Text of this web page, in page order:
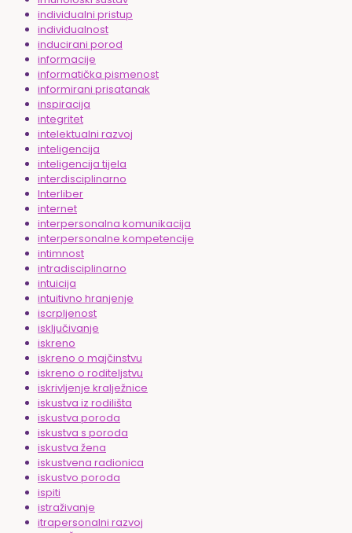
individualni pristup
individualnost
inducirani porod
informacije
informatička pismenost
informirani prisatanak
inspiracija
integritet
intelektualni razvoj
inteligencija
inteligencija tijela
interdisciplinarno
Interliber
internet
interpersonalna komunikacija
interpersonalne kompetencije
intimnost
intradisciplinarno
intuicija
intuitivno hranjenje
iscrpljenost
isključivanje
iskreno
iskreno o majčinstvu
iskreno o roditeljstvu
iskrivljenje kralježnice
iskustva iz rodilišta
iskustva poroda
iskustva s poroda
iskustva žena
iskustvena radionica
iskustvo poroda
ispiti
istraživanje
itrapersonalni razvoj